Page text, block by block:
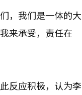
，我们是一体的大
来承受，责任在
反应积极，认为李